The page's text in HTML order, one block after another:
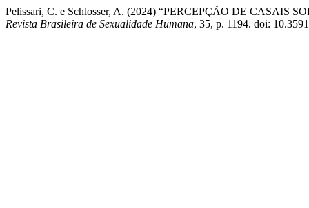
Pelissari, C. e Schlosser, A. (2024) “PERCEPÇÃO DE
Revista Brasileira de Sexualidade Humana, 35, p. 1194. doi: